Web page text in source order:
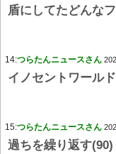
盾にしてたどんな
14:つらたんニュースさん
イノセントワール
15:つらたんニュースさん
過ちを繰り返す(90)